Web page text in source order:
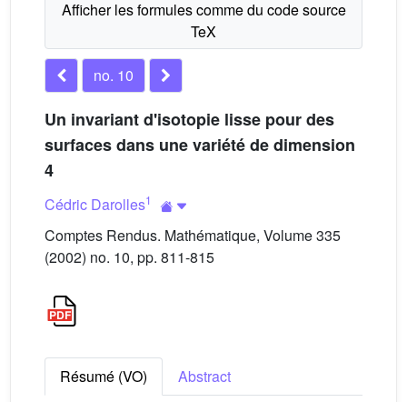
no. 10
Un invariant d'isotopie lisse pour des
surfaces dans une variété de dimension
4
Cédric Darolles1
Comptes Rendus. Mathématique, Volume 335
(2002) no. 10, pp. 811-815
Résumé (VO)
Abstract